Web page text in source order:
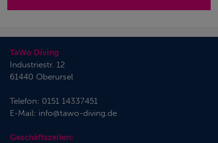
TaWo Diving
Industriestr. 12
61440 Oberursel
Telefon: 0151 14337451
E-Mail: info@tawo-diving.de
Geschäftszeiten: